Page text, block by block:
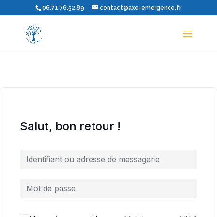
06.71.76.52.89 contact@axe-emergence.fr
Salut, bon retour !